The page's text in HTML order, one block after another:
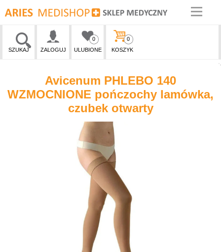
SZUKAJ ZALOGUJ ULUBIONE
0
KOSZYK
0
Avicenum PHLEBO 140
WZMOCNIONE pończochy lamówka,
czubek otwarty